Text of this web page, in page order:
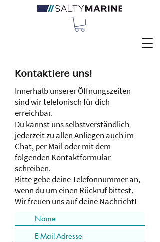
Kontaktiere uns!
Innerhalb unserer Öffnungszeiten
sind wir telefonisch für dich
erreichbar.
Du kannst uns selbstverständlich
jederzeit zu allen Anliegen auch im
Chat, per Mail oder mit dem
folgenden Kontaktformular
schreiben.
Bitte gebe deine Telefonnummer an,
wenn du um einen Rückruf bittest.
Wir freuen uns auf deine Nachricht!